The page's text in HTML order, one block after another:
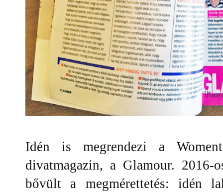
Idén is megrendezi a
divatmagazin, a Glamour. 2016-
bővült a megmérettetés: idén